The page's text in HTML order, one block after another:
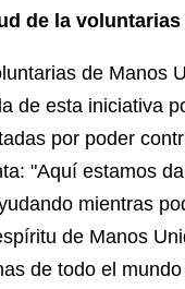
de la
de Manos
de esta iniciativa
por poder
"Aquí estamos
mientras
de Manos
de todo el